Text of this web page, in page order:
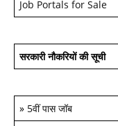
Job Portals for Sale
सरकारी नौकरियों की सूची
» 5वीं पास जॉब